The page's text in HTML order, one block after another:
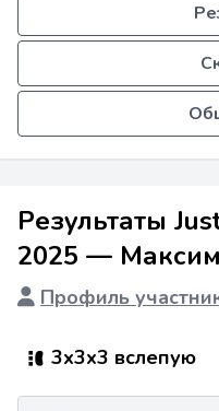
Результаты
2025 —
Профиль
3x3x3 вслепую